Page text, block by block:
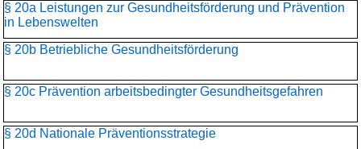
§ 20a Leistungen zur Gesundheitsförderung und Prävention
in Lebenswelten
§ 20b Betriebliche Gesundheitsförderung
§ 20c Prävention arbeitsbedingter Gesundheitsgefahren
§ 20d Nationale Präventionsstrategie